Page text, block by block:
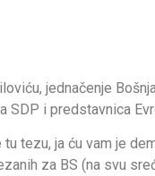
jednačenje
SDP i predstavnica
tezu, ja ću vam je
za BS (na svu